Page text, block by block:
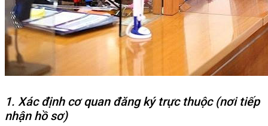
1. Xác định cơ quan đăng ký trực thuộc (nơi tiếp
nhận hồ sơ)